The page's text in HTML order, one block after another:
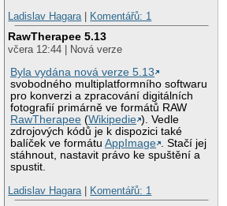
Ladislav Hagara
Komentářů: 1
RawTherapee 5.13
včera 12:44 | Nová verze
Byla vydána nová verze 5.13
svobodného multiplatformního softwaru
pro konverzi a zpracování digitálních
fotografií primárně ve formátů RAW
RawTherapee (Wikipedie ). Vedle
zdrojových kódů je k dispozici také
balíček ve formátuAppImage . Stačí jej
stáhnout, nastavit právo ke spuštění a
spustit.
Ladislav Hagara
Komentářů: 1